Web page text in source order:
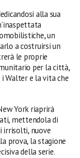
alla sua
un
a costruirsi un
le proprie
per la città,
Walter e la vita che
York riaprirà
mettendola di
irrisolti, nuove
prova, la stagione
della serie.